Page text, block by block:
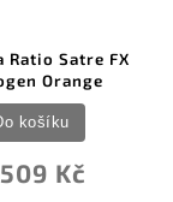
Ratio Satre FX
Orange
Kč
košíku